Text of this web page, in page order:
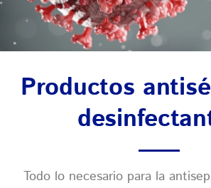
Productos
Todo lo necesario para la